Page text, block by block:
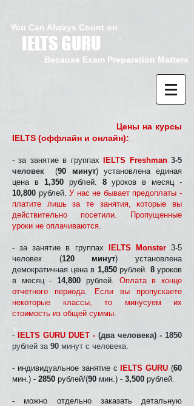
Can Always Count on
IELTS GURU
Exam Preparation Matters
Цены на курсы
IELTS (оффлайн и онлайн):
- за занятие в группах IELTS Freshman3-5
человек (90 минут) установлена единая
цена в 1,350рублей. 8уроков в месяц -
10,800 рублей.У нас не бывает предоплаты -
платите лишь за те занятия, которые вы
действительно посетили. Пропущенные
уроки не оплачиваются.
- за занятие в группах IELTS Monster3-5
человек (120 минут) установлена
демократичная цена в 1,850рублей. 8уроков
в месяц -14,800 рублей. Оплата в конце
отчетного периода.
Если вы пропускаете
некоторые классы, то минусуем их
стоимость из общей суммы.
- IELTS GURU DUET - (два человека) - 1850
рублей за 90 минут с человека.
- индивидуальное занятие с IELTS GURU (60
мин.) - 2850 рублей/(90 мин.) - 3,500 рублей.
- можно отдельно заказать детальную